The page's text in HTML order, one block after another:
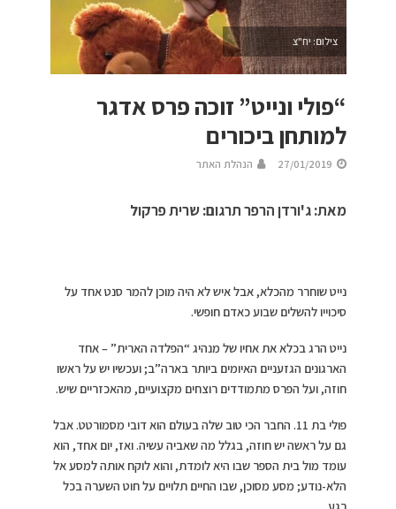
צילום: יח"צ
“פולי ונייט” זוכה פרס אדגר
למותחן ביכורים
27/01/2019 הנהלת האתר
מאת: ג'ורדן הרפר תרגום: שרית פרקול
נייט שוחרר מהכלא, אבל איש לא היה מוכן להמר סנט אחד על
סיכוייו להשלים שבוע כאדם חופשי.
נייט הרג בכלא את אחיו של מנהיג “הפלדה הארית” – אחד
הארגונים הגזעניים האיומים ביותר בארה”ב; ועכשיו יש על ראשו
חוזה, ועל הפרס מתמודדים רוצחים מקצועיים, מהאכזריים שיש.
פולי בת 11. החבר הכי טוב שלה בעולם הוא דובי מסמורטט. אבל
גם על ראשה יש חוזה, בגלל מה שאביה עשיה. ואז, יום אחד, הוא
עומד מול בית הספר שבו היא לומדת, והוא לוקח אותה למסע אל
הלא-נודע; מסע מסוכן, שבו החיים תלויים על חוט השערה בכל
רגע.